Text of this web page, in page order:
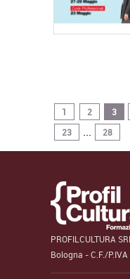
1 2 3
23
... 28
PROFILCULTURA
Bologna - C.F./